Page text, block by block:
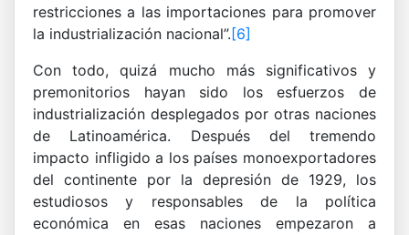
restricciones a las importaciones para promover
la industrialización nacional”. [6]
Con todo, quizá mucho más significativos y
premonitorios hayan sido los esfuerzos de
industrialización desplegados por otras naciones
de Latinoamérica. Después del tremendo
impacto infligido a los países monoexportadores
del continente por la depresión de 1929, los
estudiosos y responsables de la política
económica en esas naciones empezaron a